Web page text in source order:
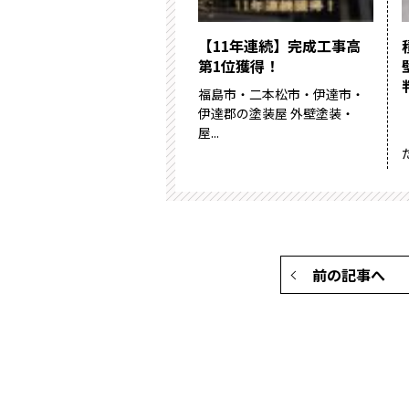
【11年連続】完成工事高
第1位獲得！
福島市・二本松市・伊達市・
伊達郡の塗装屋 外壁塗装・
屋...
前の記事へ